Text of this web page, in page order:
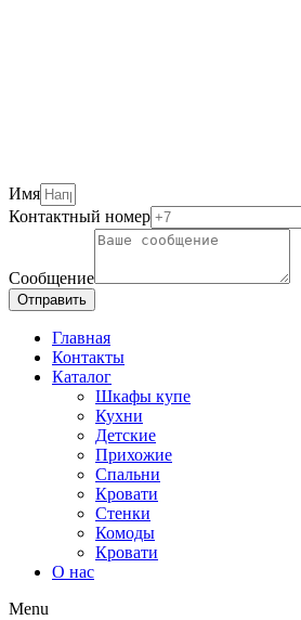
Имя
Контактный номер
Сообщение
Отправить
Главная
Контакты
Каталог
Шкафы купе
Кухни
Детские
Прихожие
Спальни
Кровати
Стенки
Комоды
Кровати
О нас
Menu